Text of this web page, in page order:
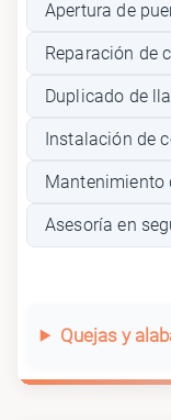
Apertura de
Reparación de
Duplicado de
Instalación de
Mantenimiento
Asesoría en
Quejas y